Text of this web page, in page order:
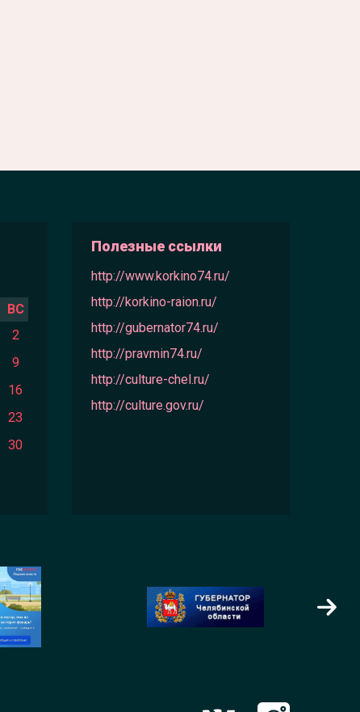
ВС
2
9
16
23
30
Полезные ссылки
http://www.korkino74.ru/
http://korkino-raion.ru/
http://gubernator74.ru/
http://pravmin74.ru/
http://culture-chel.ru/
http://culture.gov.ru/